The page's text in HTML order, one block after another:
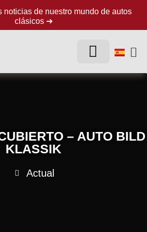
noticias de nuestro mundo de autos
clásicos ➔
– AUTO BILD
KLASSIK
Actual